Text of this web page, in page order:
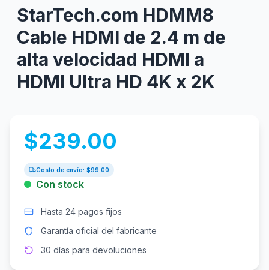
StarTech.com HDMM8
Cable HDMI de 2.4 m de
alta velocidad HDMI a
HDMI Ultra HD 4K x 2K
$239.00
Costo de envío: $99.00
Con stock
Hasta 24 pagos fijos
Garantía oficial del fabricante
30 días para devoluciones